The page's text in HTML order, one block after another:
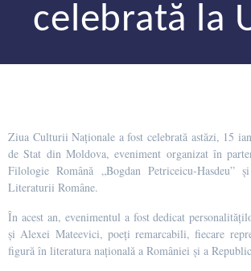
celebrată la
Ziua Culturii Naționale a fost celebrată astăzi, 15
de Stat din Moldova, eveniment organizat în
Filologie Română „Bogdan Petriceicu-Hasdeu”
Literaturii Române.
În acest an, evenimentul a fost dedicat
și Alexei Mateevici, poeți remarcabili, fiecare
figură în literatura națională a României și a